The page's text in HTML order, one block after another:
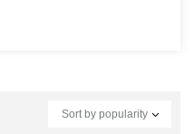
Sort by popularity